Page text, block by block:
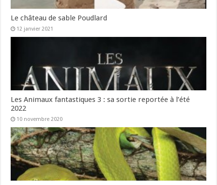
Le château de sable Poudlard
12 janvier 2021
Les Animaux fantastiques 3 : sa sortie reportée à l’été
2022
10 novembre 2020